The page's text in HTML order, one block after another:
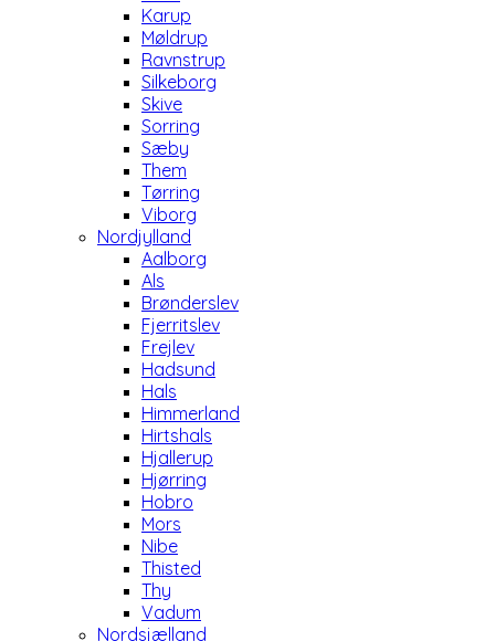
Karup
Møldrup
Ravnstrup
Silkeborg
Skive
Sorring
Sæby
Them
Tørring
Viborg
Nordjylland
Aalborg
Als
Brønderslev
Fjerritslev
Frejlev
Hadsund
Hals
Himmerland
Hirtshals
Hjallerup
Hjørring
Hobro
Mors
Nibe
Thisted
Thy
Vadum
Nordsjælland